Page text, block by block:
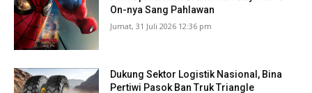
On-nya Sang Pahlawan
Jumat, 31 Juli 2026 12:36 pm
Dukung Sektor Logistik Nasional, Bina
Pertiwi Pasok Ban Truk Triangle